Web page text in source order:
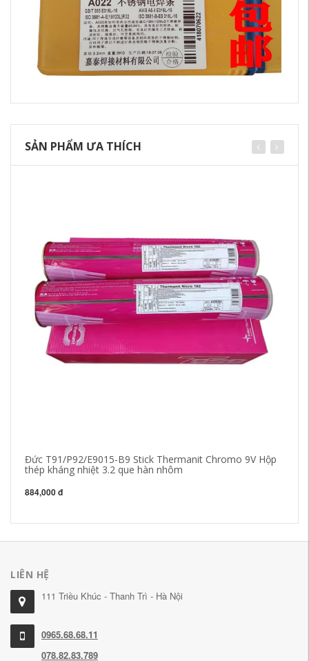
SẢN PHẨM ƯA THÍCH
Đức T91/P92/E9015-B9 Stick Thermanit Chromo 9V Hộp
thép kháng nhiệt 3.2 que hàn nhôm
884,000 đ
LIÊN HỆ
111 Triều Khúc - Thanh Trì - Hà Nội
0965.68.68.11
078.82.83.789